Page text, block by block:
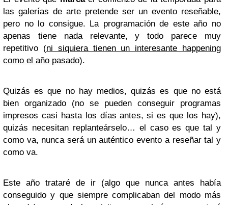
las galerías de arte pretende ser un evento reseñable,
pero no lo consigue. La programación de este año no
apenas tiene nada relevante, y todo parece muy
repetitivo (ni siquiera tienen un interesante happening
como el año pasado).
Quizás es que no hay medios, quizás es que no está
bien organizado (no se pueden conseguir programas
impresos casi hasta los días antes, si es que los hay),
quizás necesitan replanteárselo… el caso es que tal y
como va, nunca será un auténtico evento a reseñar tal y
como va.
Este año trataré de ir (algo que nunca antes había
conseguido y que siempre complicaban del modo más